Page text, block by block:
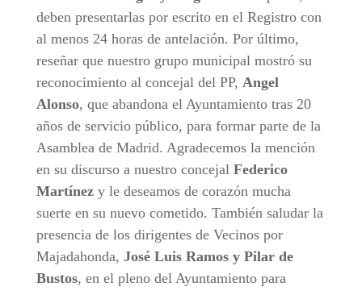
deben presentarlas por escrito en el Registro con
al menos 24 horas de antelación. Por último,
reseñar que nuestro grupo municipal mostró su
reconocimiento al concejal del PP, Angel
Alonso, que abandona el Ayuntamiento tras 20
años de servicio público, para formar parte de la
Asamblea de Madrid. Agradecemos la mención
en su discurso a nuestro concejal Federico
Martínezy le deseamos de corazón mucha
suerte en su nuevo cometido. También saludar la
presencia de los dirigentes de Vecinos por
Majadahonda, José Luis Ramos y Pilar de
Bustos, en el pleno del Ayuntamiento para